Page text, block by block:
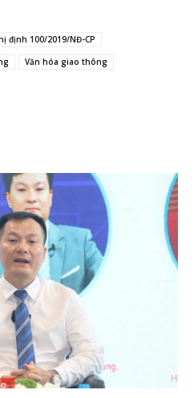
định 100/2019/NĐ-CP
Văn hóa giao thông